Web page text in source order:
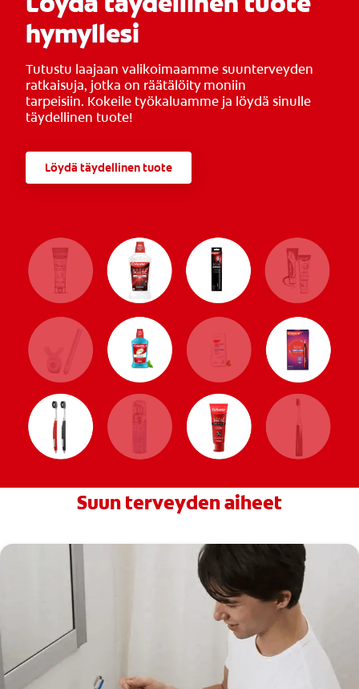
hymyllesi
Tutustu laajaan valikoimaamme suunterveyden
ratkaisuja, jotka on räätälöity moniin
tarpeisiin. Kokeile työkaluamme ja löydä sinulle
täydellinen tuote!
Löydä täydellinen tuote
Suun terveyden aiheet